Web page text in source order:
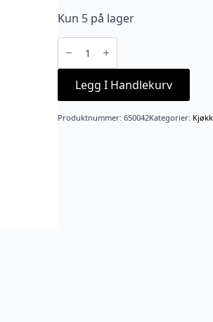
Kun 5 på lager
Stekespade
Groove
cm
antallLegg I Handlekurv
Produktnummer: 650042Kategorier: